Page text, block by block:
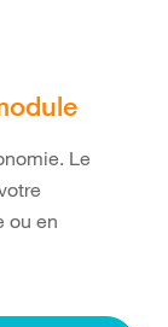
Le
ou en